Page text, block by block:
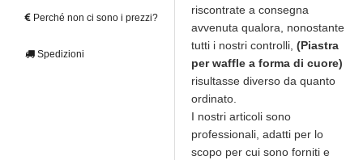
Perché non ci sono i prezzi?
Spedizioni
riscontrate a consegna
avvenuta qualora, nonostante
tutti i nostri controlli, (Piastra
per waffle a forma di cuore)
risultasse diverso da quanto
ordinato.
I nostri articoli sono
professionali, adatti per lo
scopo per cui sono forniti e